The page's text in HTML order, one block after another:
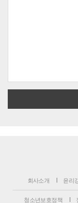
회사소개 윤리
청소년보호정책